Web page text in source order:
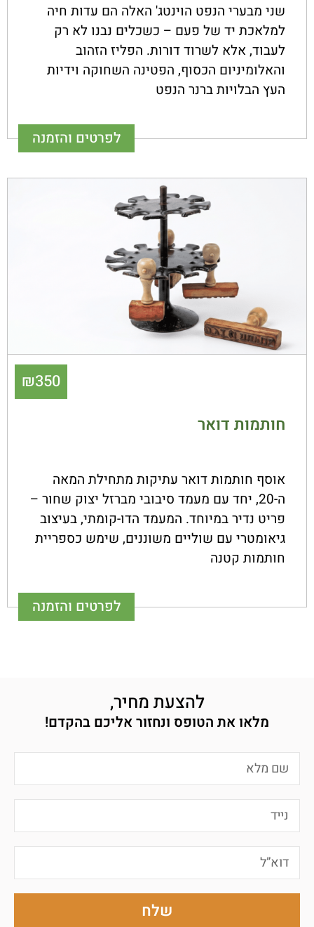
שני מבערי הנפט הוינטג' האלה הם עדות חיה
למלאכת יד של פעם – כשכלים נבנו לא רק
לעבוד, אלא לשרוד דורות. הפליז הזהוב
והאלומיניום הכסוף, הפטינה השחוקה וידיות
העץ הבלויות ברנר הנפט
לפרטים והזמנה
₪350
חותמות דואר
אוסף חותמות דואר עתיקות מתחילת המאה
ה-20, יחד עם מעמד סיבובי מברזל יצוק שחור –
פריט נדיר במיוחד. המעמד הדו-קומתי, בעיצוב
גיאומטרי עם שוליים משוננים, שימש כספריית
חותמות קטנה
לפרטים והזמנה
להצעת מחיר,
מלאו את הטופס ונחזור אליכם בהקדם!
שלח